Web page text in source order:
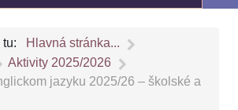
tu:
Hlavná stránka...
Aktivity 2025/2026
jazyku 2025/26 – školské a